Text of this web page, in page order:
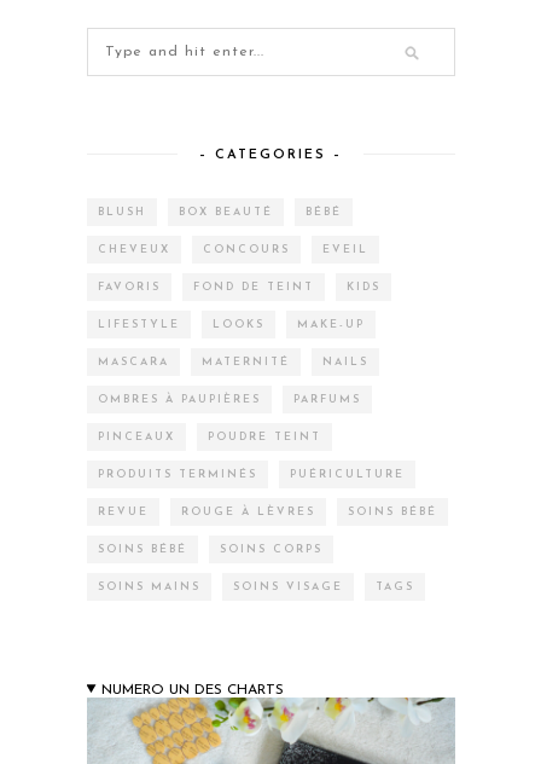
– CATEGORIES –
BLUSH BOX BEAUTÉ BÉBÉ
CHEVEUX CONCOURS EVEIL
FAVORIS FOND DE TEINT KIDS
LIFESTYLE LOOKS MAKE-UP
MASCARA MATERNITÉ NAILS
OMBRES À PAUPIÈRES PARFUMS
PINCEAUX POUDRE TEINT
PRODUITS TERMINÉS PUÉRICULTURE
REVUE ROUGE À LÈVRES SOINS BÉBÉ
SOINS BÉBÉ SOINS CORPS
SOINS MAINS SOINS VISAGE TAGS
NUMERO UN DES CHARTS